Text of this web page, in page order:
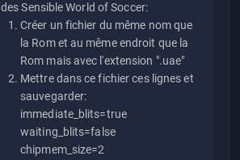
des Sensible World of Soccer:
Créer un fichier du même nom que
la Rom et au même endroit que la
Rom mais avec l'extension ".uae"
Mettre dans ce fichier ces lignes et
sauvegarder:
immediate_blits=true
waiting_blits=false
chipmem_size=2